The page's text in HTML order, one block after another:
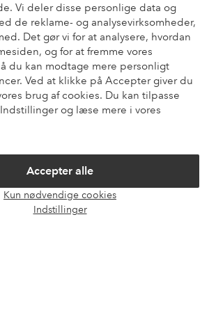
Vi deler disse personlige data og
de reklame- og analysevirksomheder,
Det gør vi for at analysere, hvordan
og for at fremme vores
du kan modtage mere personligt
Ved at klikke på Accepter giver du
brug af cookies. Du kan tilpasse
og læse mere i vores
Accepter alle
Kun nødvendige cookies
Indstillinger
de oftest stillede spørgsmål i vores FAQ.
oplysninger om, hvordan du kontakter os.
Bestilling Betalingsmåde